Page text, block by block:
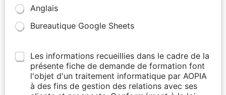
Anglais
Bureautique Google Sheets
Les informations recueillies dans le cadre de la
présente fiche de demande de formation font
l'objet d'un traitement informatique par AOPIA
à des fins de gestion des relations avec ses